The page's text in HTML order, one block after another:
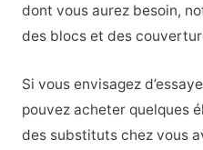
dont vous aurez besoin,
des blocs et des
Si vous envisagez
pouvez acheter quelques
des substituts chez vous